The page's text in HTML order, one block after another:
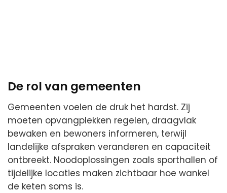
De rol van gemeenten
Gemeenten voelen de druk het hardst. Zij
moeten opvangplekken regelen, draagvlak
bewaken en bewoners informeren, terwijl
landelijke afspraken veranderen en capaciteit
ontbreekt. Noodoplossingen zoals sporthallen of
tijdelijke locaties maken zichtbaar hoe wankel
de keten soms is.